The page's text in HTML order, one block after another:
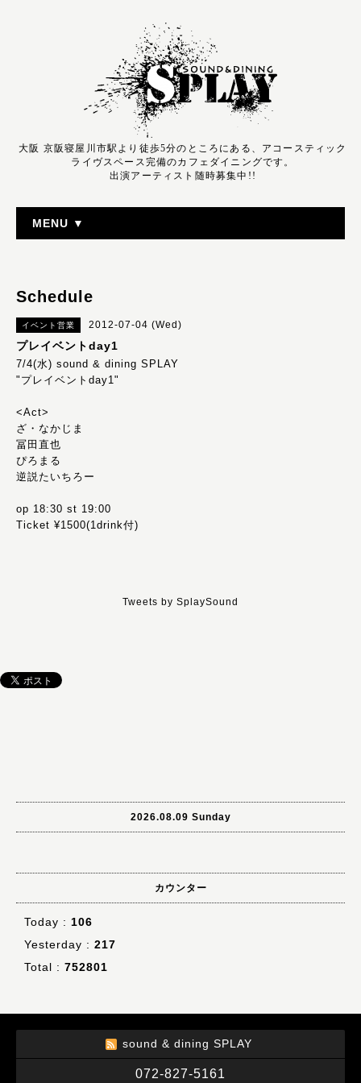
大阪 京阪寝屋川市駅より徒歩5分のところにある、アコースティック
ライヴスペース完備のカフェダイニングです。
出演アーティスト随時募集中!!
MENU ▼
Schedule
イベント営業 2012-07-04 (Wed)
プレイベントday1
7/4(水) sound & dining SPLAY
"プレイベントday1"
<Act>
ざ・なかじま
冨田直也
ぴろまる
逆説たいちろー
op 18:30 st 19:00
Ticket ¥1500(1drink付)
Tweets by SplaySound
2026.08.09 Sunday
カウンター
Today : 106
Yesterday : 217
Total : 752801
sound & dining SPLAY
072-827-5161